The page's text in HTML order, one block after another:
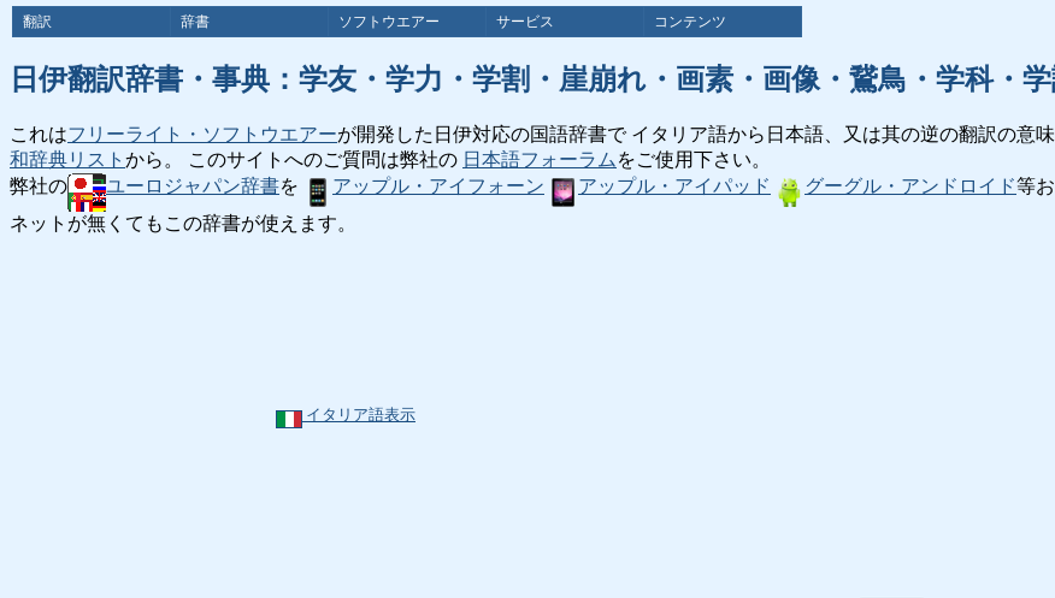
翻訳 辞書 ソフトウエアー サービス コンテンツ
日伊翻訳辞書・事典：学友・学力・学割・崖崩れ・画素・画像・鵞鳥・学科・
これはフリーライト・ソフトウエアーが開発した日伊対応の国語辞書で イタリア語から日本語、又は其の逆の翻訳の意
和辞典リスト から。 このサイトへのご質問は弊社の 日本語フォーラム をご使用下さい。
弊社の
ユーロジャパン辞書を アップル・アイフォーン アップル・アイパッド グーグル・アンドロイド等
ネットが無くてもこの辞書が使えます。
イタリア語表示